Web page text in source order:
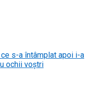
s-a întâmplat apoi i-a
ochii voștri